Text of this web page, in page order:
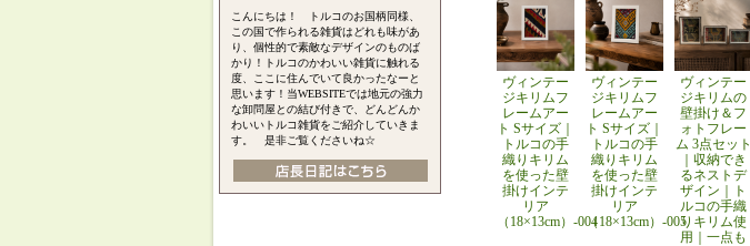
こんにちは！ トルコのお国柄同様、
この国で作られる雑貨はどれも味があ
り、個性的で素敵なデザインのものば
かり！トルコのかわいい雑貨に触れる
度、ここに住んでいて良かったなーと
思います！当WEBSITEでは地元の強力
な卸問屋との結び付きで、どんどんか
わいいトルコ雑貨をご紹介していきま
す。 是非ご覧くださいね☆
ヴィンテー
ジキリムフ
レームアー
ト Sサイズ｜
トルコの手
織りキリム
を使った壁
掛けインテ
リア
（18×13cm）-004
ヴィンテー
ジキリムフ
レームアー
ト Sサイズ｜
トルコの手
織りキリム
を使った壁
掛けインテ
リア
（18×13cm）-005
ヴィンテー
ジキリムの
壁掛け＆フ
ォトフレー
ム 3点セット
｜収納でき
るネストデ
ザイン｜ト
ルコの手織
りキリム使
用｜一点も